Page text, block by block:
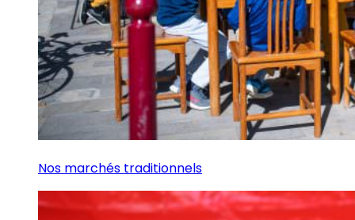
Nos marchés traditionnels